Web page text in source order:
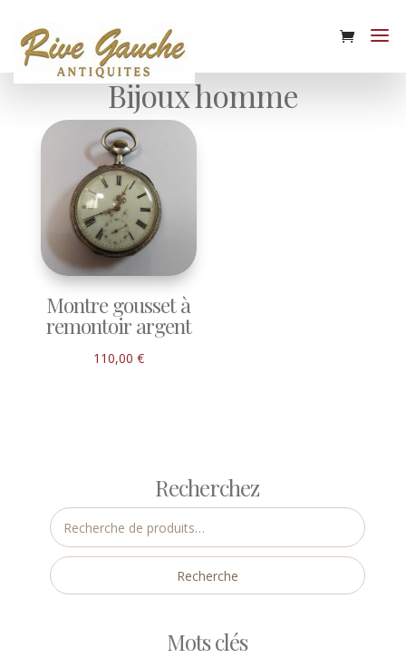
Bijoux homme
Montre gousset à
remontoir argent
110,00 €
Mots clés
Recherchez
Recherche
pour :
Recherche